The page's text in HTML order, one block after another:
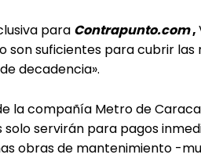
para Contrapunto.com,
son suficientes para cubrir las
decadencia».
la compañía Metro de
servirán para pagos
obras de mantenimiento -